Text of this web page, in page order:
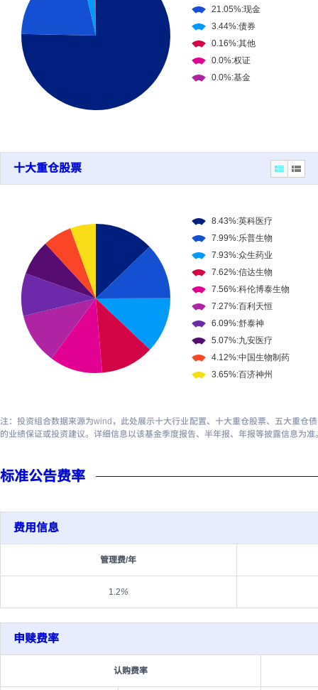
十大重仓股票
注：投资组合数据来源为wind，此处展示十大行业配置、十大重仓股票、五大重仓
的业绩保证或投资建议。详细信息以该基金季度报告、半年报、年报等披露信息为准
标准公告费率
费用信息
管理费/年
1.2%
申赎费率
认购费率